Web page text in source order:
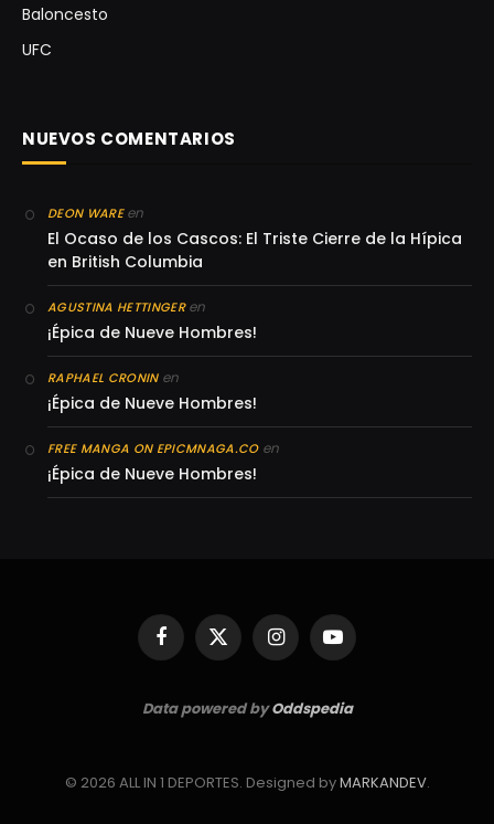
Baloncesto
UFC
NUEVOS COMENTARIOS
DEON WAREen
El Ocaso de los Cascos: El Triste Cierre de la Hípica
en British Columbia
AGUSTINA HETTINGERen
¡Épica de Nueve Hombres!
RAPHAEL CRONINen
¡Épica de Nueve Hombres!
FREE MANGA ON EPICMNAGA.COen
¡Épica de Nueve Hombres!
Facebook
X
(Twitter)
InstagramYouTube
Data powered byOddspedia
© 2026 ALL IN 1 DEPORTES. Designed byMARKANDEV.